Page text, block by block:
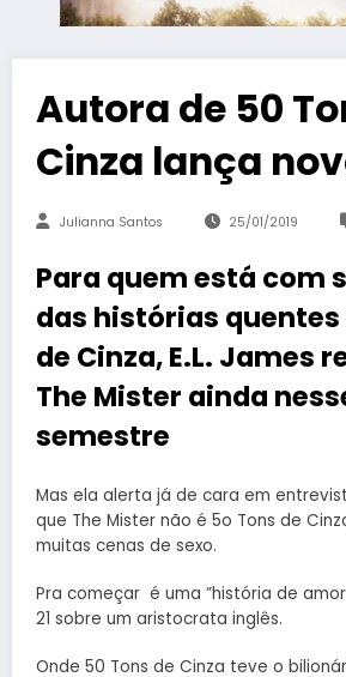
Autora de 50
Cinza lança
Julianna Santos 25/01/2019
Para quem está com
das histórias quentes
de Cinza, E.L. James
The Mister ainda
semestre
Mas ela alerta já de cara em
que The Mister não é 5o Tons de
muitas cenas de sexo.
Pra começar é uma ”história de
21 sobre um aristocrata inglês.
Onde 50 Tons de Cinza teve o